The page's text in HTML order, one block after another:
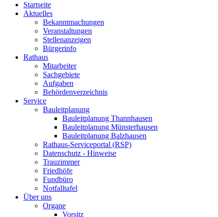
Startseite
Aktuelles
Bekanntmachungen
Veranstaltungen
Stellenanzeigen
Bürgerinfo
Rathaus
Mitarbeiter
Sachgebiete
Aufgaben
Behördenverzeichnis
Service
Bauleitplanung
Bauleitplanung Thannhausen
Bauleitplanung Münsterhausen
Bauleitplanung Balzhausen
Rathaus-Serviceportal (RSP)
Datenschutz - Hinweise
Trauzimmer
Friedhöfe
Fundbüro
Notfalltafel
Über uns
Organe
Vorsitz